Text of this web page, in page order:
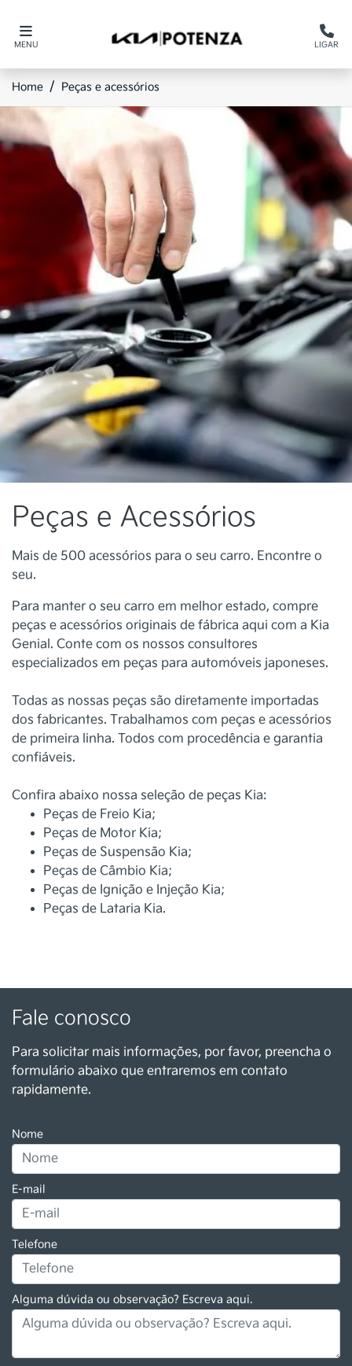
MENU LIGAR
Home Peças e acessórios
Peças e Acessórios
Mais de 500 acessórios para o seu carro. Encontre o
seu.
Para manter o seu carro em melhor estado, compre
peças e acessórios originais de fábrica aqui com a Kia
Genial. Conte com os nossos consultores
especializados em peças para automóveis japoneses.
Todas as nossas peças são diretamente importadas
dos fabricantes. Trabalhamos com peças e acessórios
de primeira linha. Todos com procedência e garantia
confiáveis.
Confira abaixo nossa seleção de peças Kia:
Peças de Freio Kia;
Peças de Motor Kia;
Peças de Suspensão Kia;
Peças de Câmbio Kia;
Peças de Ignição e Injeção Kia;
Peças de Lataria Kia.
Fale conosco
Para solicitar mais informações, por favor, preencha o
formulário abaixo que entraremos em contato
rapidamente.
Nome
E-mail
Telefone
Alguma dúvida ou observação? Escreva aqui.